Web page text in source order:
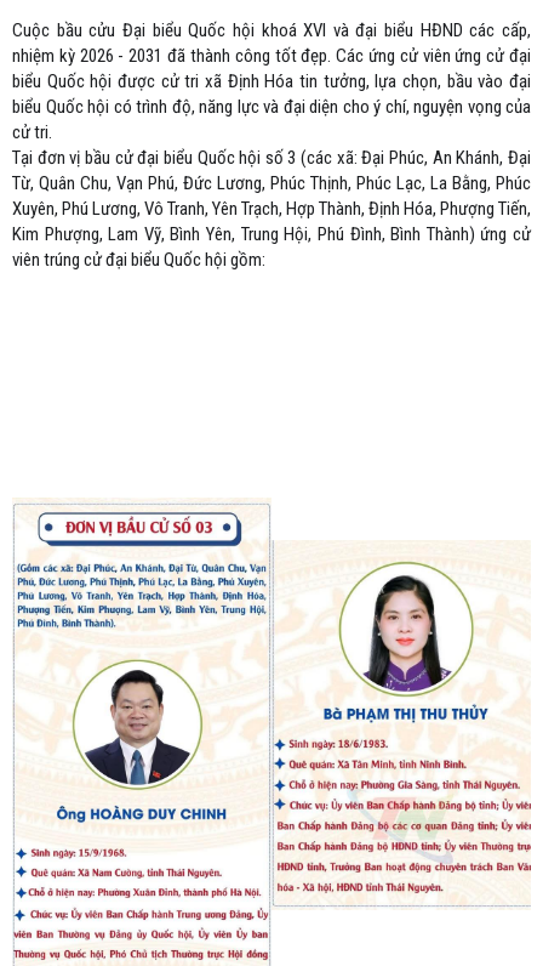
Cuộc bầu cửu Đại biểu Quốc hội khoá XVI và đại biểu HĐND các cấp,
nhiệm kỳ 2026 - 2031 đã thành công tốt đẹp. Các ứng cử viên ứng cử đại
biểu Quốc hội được cử tri xã Định Hóa tin tưởng, lựa chọn, bầu vào đại
biểu Quốc hội có trình độ, năng lực và đại diện cho ý chí, nguyện vọng của
cử tri.
Tại đơn vị bầu cử đại biểu Quốc hội số 3 (các xã: Đại Phúc, An Khánh, Đại
Từ, Quân Chu, Vạn Phú, Đức Lương, Phúc Thịnh, Phúc Lạc, La Bằng, Phúc
Xuyên, Phú Lương, Vô Tranh, Yên Trạch, Hợp Thành, Định Hóa, Phượng Tiến,
Kim Phượng, Lam Vỹ, Bình Yên, Trung Hội, Phú Đình, Bình Thành) ứng cử
viên trúng cử đại biểu Quốc hội gồm: